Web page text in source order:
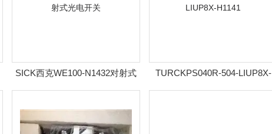
SICK西克WE100-N1432对射式
光电开关
TURCKPS040R-504-LIUP8X-
H1141